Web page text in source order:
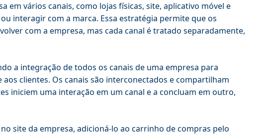
em vários canais, como lojas físicas, site, aplicativo móvel e
interagir com a marca. Essa estratégia permite que os
com a empresa, mas cada canal é tratado separadamente,
a integração de todos os canais de uma empresa para
clientes. Os canais são interconectados e compartilham
iniciem uma interação em um canal e a concluam em outro,
site da empresa, adicioná-lo ao carrinho de compras pelo